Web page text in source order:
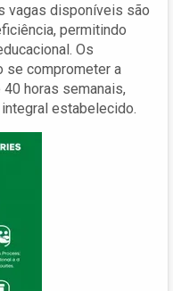
vagas disponíveis são
permitindo
Os
se comprometer a
40 horas semanais,
estabelecido.